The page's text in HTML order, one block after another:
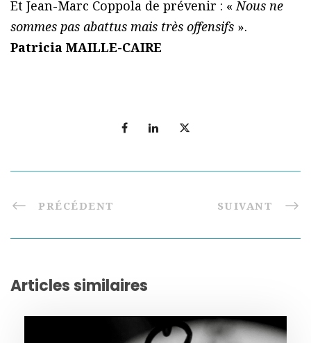
Et Jean-Marc Coppola de prévenir : «Nous ne
sommes pas abattus mais très offensifs ».
Patricia MAILLE-CAIRE
PRÉCÉDENT SUIVANT
Articles similaires